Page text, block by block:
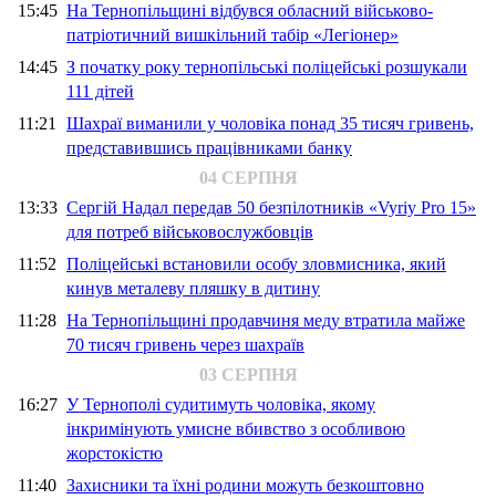
15:45 На Тернопільщині відбувся обласний військово-
патріотичний вишкільний табір «Легіонер»
14:45 З початку року тернопільські поліцейські розшукали
111 дітей
11:21 Шахраї виманили у чоловіка понад 35 тисяч гривень,
представившись працівниками банку
04 СЕРПНЯ
13:33 Сергій Надал передав 50 безпілотників «Vyriy Pro 15»
для потреб військовослужбовців
11:52 Поліцейські встановили особу зловмисника, який
кинув металеву пляшку в дитину
11:28 На Тернопільщині продавчиня меду втратила майже
70 тисяч гривень через шахраїв
03 СЕРПНЯ
16:27 У Тернополі судитимуть чоловіка, якому
інкримінують умисне вбивство з особливою
жорстокістю
11:40 Захисники та їхні родини можуть безкоштовно